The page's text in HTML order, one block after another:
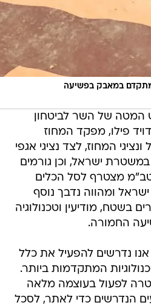
במאבק בפשיעה
של השר לביטחון
פילו, מפקד המחוז
ונציגי המחוז, לצד נציגי אגפי
ישראל, וכן גורמים
מצטרף לסל הכלים
ומהווה נדבך נוסף
בשטח, מודיעין וטכנולוגיה
החמורה.
נדרשים להפעיל את כלל
המתקדמות ביותר.
לפעול בעוצמה מלאה
הנדרשים כדי לאתר, לסכל